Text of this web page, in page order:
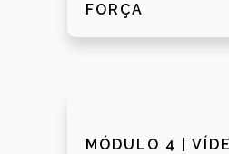
FORÇA
MÓDULO 4 |